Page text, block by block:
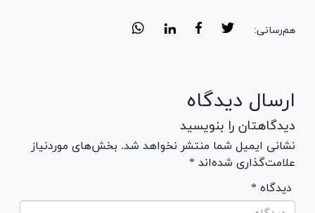
هم‌رسانی:
ارسال دیدگاه
دیدگاهتان را بنویسید
نشانی ایمیل شما منتشر نخواهد شد. بخش‌های موردنیاز
علامت‌گذاری شده‌اند *
* دیدگاه